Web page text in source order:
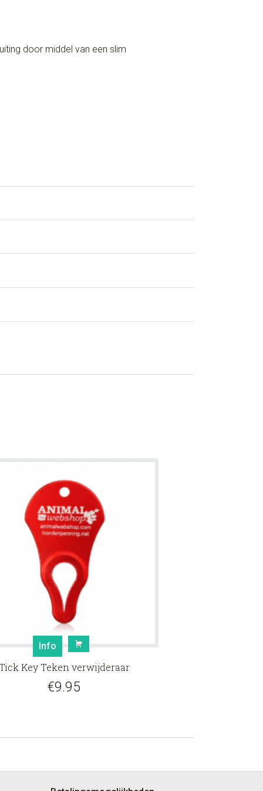
door middel van een slim
Info
Tick Key Teken verwijderaar
€9.95